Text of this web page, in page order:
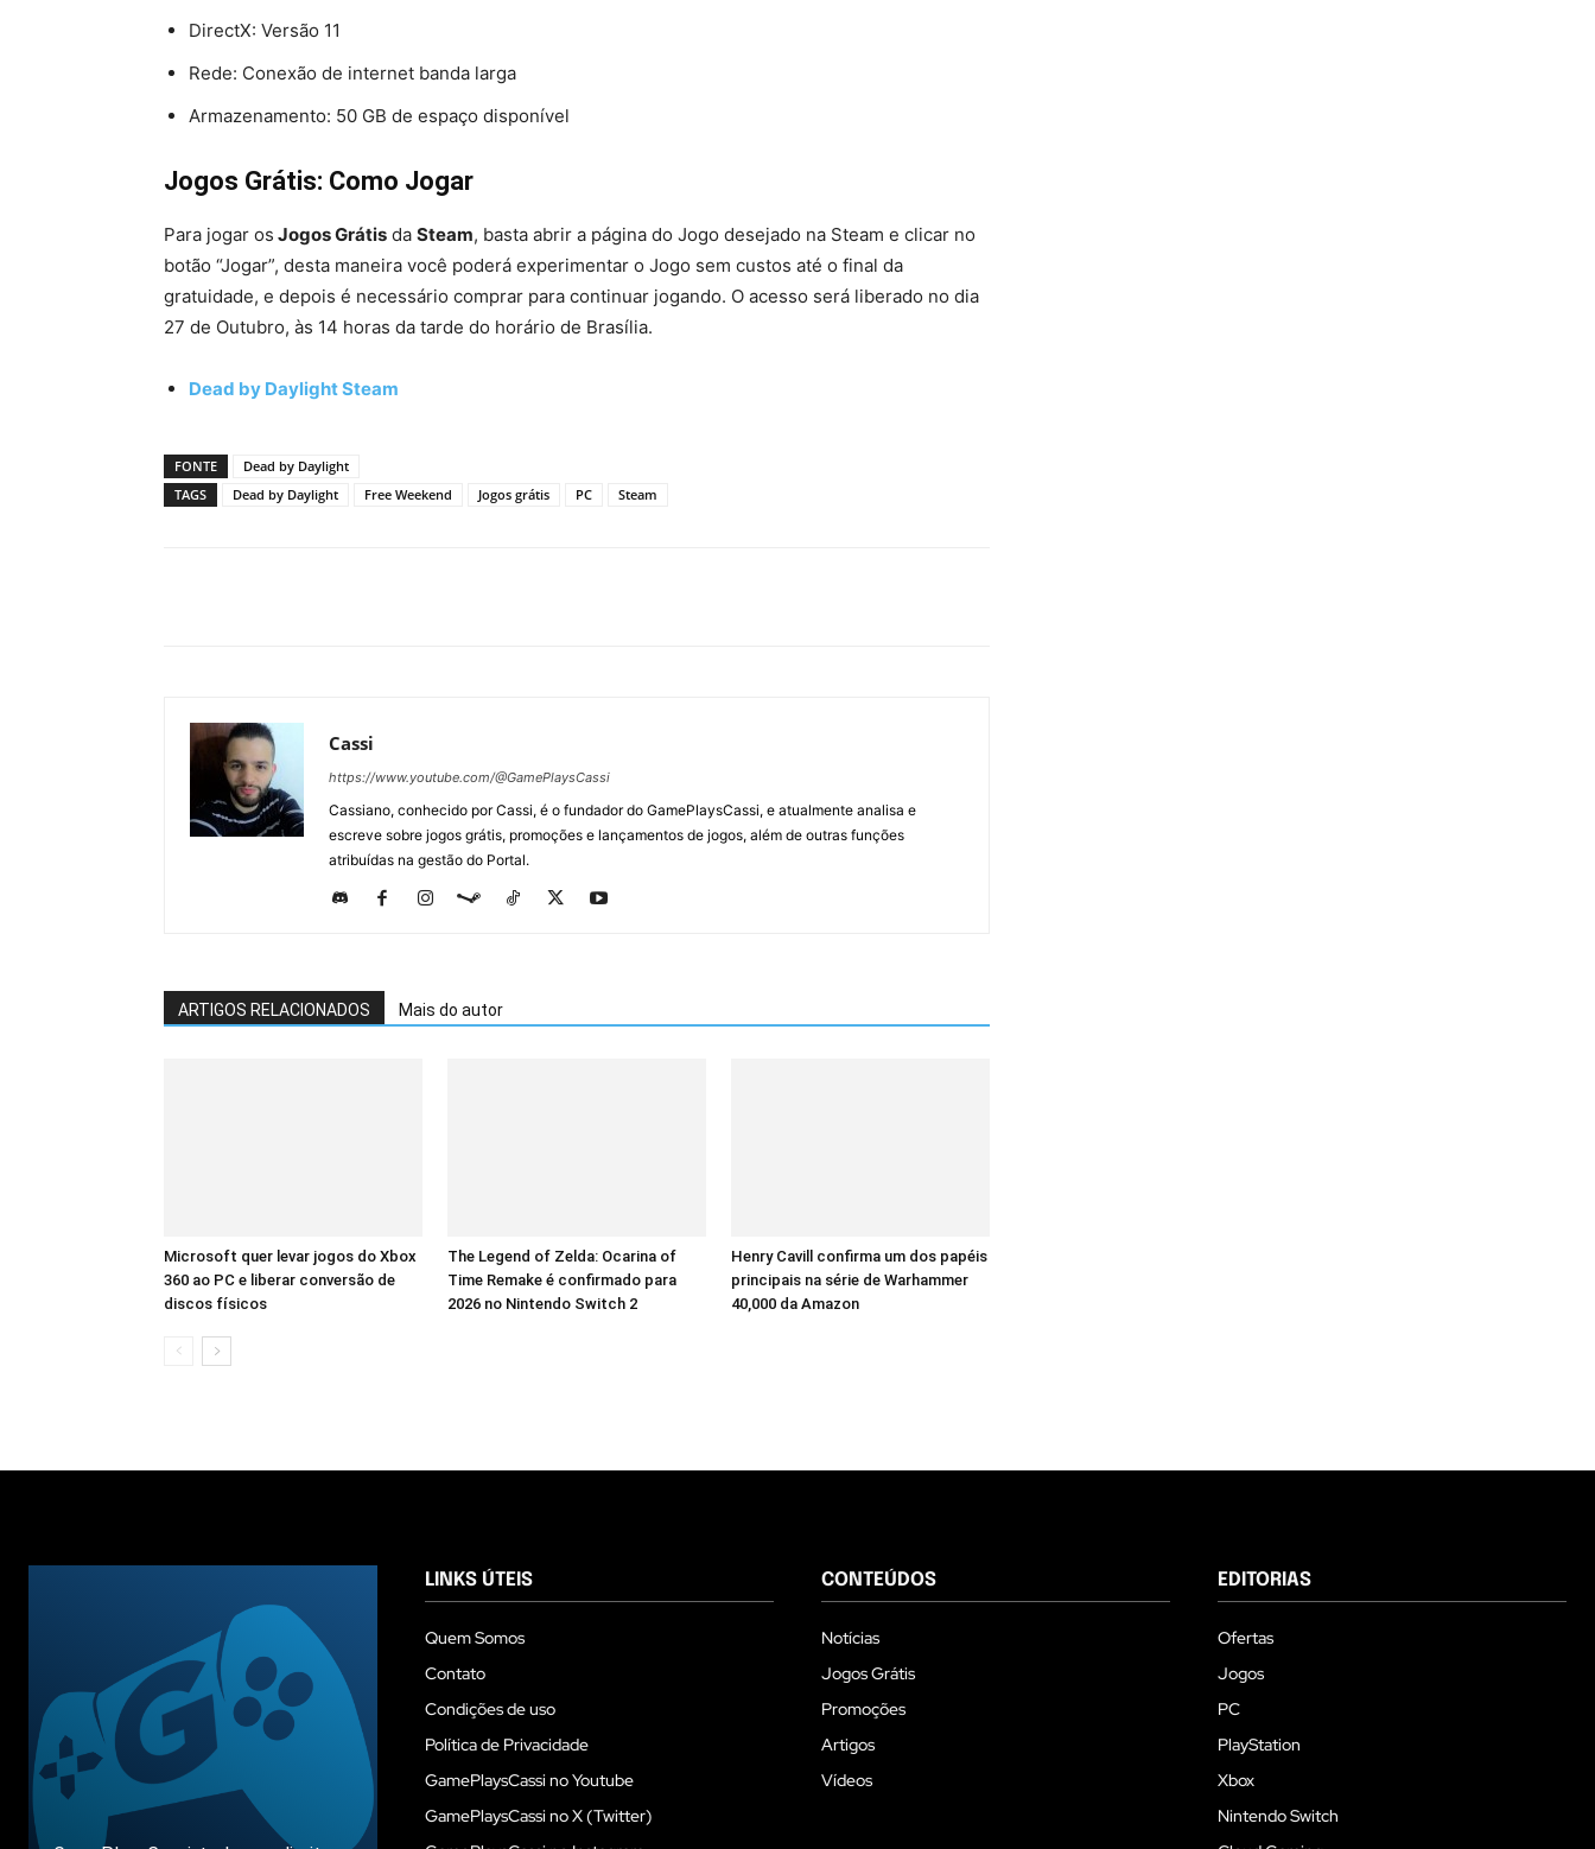
DirectX: Versão 11
Rede: Conexão de internet banda larga
Armazenamento: 50 GB de espaço disponível
Jogos Grátis: Como Jogar
Para jogar os Jogos Grátis da Steam, basta abrir a página do Jogo desejado na Steam e clicar no
botão “Jogar”, desta maneira você poderá experimentar o Jogo sem custos até o final da
gratuidade, e depois é necessário comprar para continuar jogando. O acesso será liberado no dia
27 de Outubro, às 14 horas da tarde do horário de Brasília.
Dead by Daylight Steam
FONTE
Dead by Daylight
TAGS
Dead by Daylight Free Weekend Jogos grátis PC Steam
Cassi
https://www.youtube.com/@GamePlaysCassi
Cassiano, conhecido por Cassi, é o fundador do GamePlaysCassi, e atualmente analisa e
escreve sobre jogos grátis, promoções e lançamentos de jogos, além de outras funções
atribuídas na gestão do Portal.
ARTIGOS RELACIONADOS Mais do autor
Microsoft quer levar jogos do Xbox
360 ao PC e liberar conversão de
discos físicos
The Legend of Zelda: Ocarina of
Time Remake é confirmado para
2026 no Nintendo Switch 2
Henry Cavill confirma um dos papéis
principais na série de Warhammer
40,000 da Amazon
LINKS ÚTEIS
Quem Somos
Contato
Condições de uso
Política de Privacidade
GamePlaysCassi no Youtube
GamePlaysCassi no X (Twitter)
CONTEÚDOS
Notícias
Jogos Grátis
Promoções
Artigos
Vídeos
EDITORIAS
Ofertas
Jogos
PC
PlayStation
Xbox
Nintendo Switch